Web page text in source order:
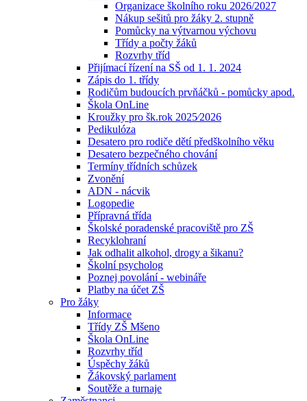
Organizace školního roku 2026/2027
Nákup sešitů pro žáky 2. stupně
Pomůcky na výtvarnou výchovu
Třídy a počty žáků
Rozvrhy tříd
Přijímací řízení na SŠ od 1. 1. 2024
Zápis do 1. třídy
Rodičům budoucích prvňáčků - pomůcky apod.
Škola OnLine
Kroužky pro šk.rok 2025⁄2026
Pedikulóza
Desatero pro rodiče dětí předškolního věku
Desatero bezpečného chování
Termíny třídních schůzek
Zvonění
ADN - nácvik
Logopedie
Přípravná třída
Školské poradenské pracoviště pro ZŠ
Recyklohraní
Jak odhalit alkohol, drogy a šikanu?
Školní psycholog
Poznej povolání - webináře
Platby na účet ZŠ
Pro žáky
Informace
Třídy ZŠ Mšeno
Škola OnLine
Rozvrhy tříd
Úspěchy žáků
Žákovský parlament
Soutěže a turnaje